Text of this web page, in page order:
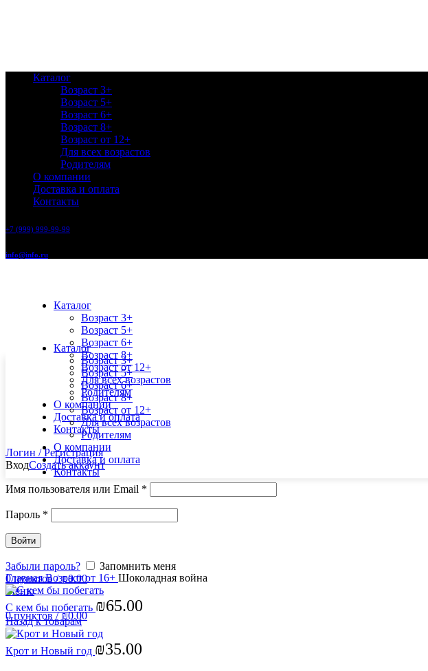
Каталог
Возраст 3+
Возраст 5+
Возраст 6+
Возраст 8+
Возраст от 12+
Для всех возрастов
Родителям
О компании
Доставка и оплата
Контакты
+7 (999) 999-99-99
info@info.ru
Каталог
Возраст 3+
Возраст 5+
Возраст 6+
Возраст 8+
Возраст от 12+
Для всех возрастов
Родителям
О компании
Доставка и оплата
Контакты
Логин / Регистрация
ВходСоздать аккаунт
Имя пользователя или Email *
Пароль *
Войти
Забыли пароль?
Запомнить меня
0пунктов / ₪0.00
Меню
0пунктов / ₪0.00
Каталог
Возраст 3+
Возраст 5+
Возраст 6+
Возраст 8+
Возраст от 12+
Для всех возрастов
Родителям
О компании
Доставка и оплата
Контакты
Увеличить
ГлавнаяВозраст от 16+ Шоколадная война
С кем бы побегать ₪65.00
Назад к товарам
Крот и Новый год ₪35.00